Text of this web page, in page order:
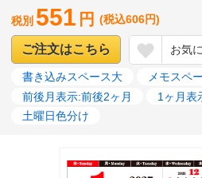
税別 551 円 (税込606円)
ご注文はこちら お気
書き込みスペース大
メモスペ
前後月表示:前後2ヶ月
1ヶ月表
土曜日色分け